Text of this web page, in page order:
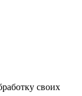
своих